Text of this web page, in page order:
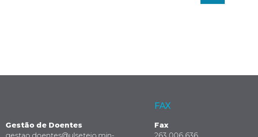
Gestão de Doentes
FAX
Fax